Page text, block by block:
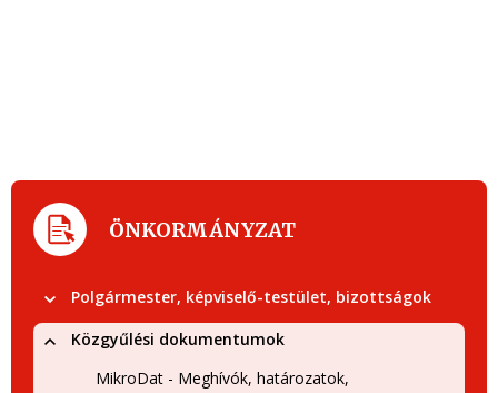
ÖNKORMÁNYZAT
Polgármester, képviselő-testület, bizottságok
Közgyűlési dokumentumok
MikroDat - Meghívók, határozatok,